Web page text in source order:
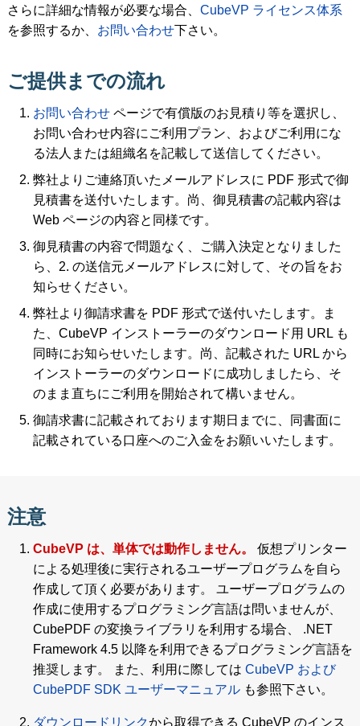
さらに詳細な情報が必要な場合、 CubeVP ライセンス体系
を参照するか、 お問い合わせ下さい。
ご提供までの流れ
お問い合わせページで有償版のお見積り等を選択し、
お問い合わせ内容にご利用プラン、およびご利用にな
る法人または組織名を記載して送信してください。
弊社よりご連絡頂いたメールアドレスに PDF 形式で御
見積書を送付いたします。尚、御見積書の記載内容は
Web ページの内容と同様です。
御見積書の内容で問題なく、ご購入決定となりました
ら、2. の送信元メールアドレスに対して、その旨をお
知らせください。
弊社より御請求書を PDF 形式で送付いたします。ま
た、CubeVP インストーラーのダウンロード用 URL も
同時にお知らせいたします。尚、記載された URL から
インストーラーのダウンロードに成功しましたら、そ
のまま直ちにご利用を開始されて構いません。
御請求書に記載されております期日までに、同書面に
記載されている口座へのご入金をお願いいたします。
注意
CubeVP は、単体では動作しません。
仮想プリンター
による処理後に実行されるユーザープログラムを自ら
作成して頂く必要があります。 ユーザープログラムの
作成に使用するプログラミング言語は問いませんが、
CubePDF の変換ライブラリを利用する場合、 .NET
Framework 4.5 以降を利用できるプログラミング言語を
推奨します。 また、利用に際しては CubeVP および
CubePDF SDK ユーザーマニュアルも参照下さい。
ダウンロードリンクから取得できる CubeVP のインス